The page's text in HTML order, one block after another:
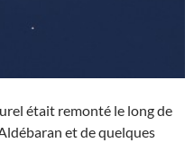
était remonté le long de
et de quelques